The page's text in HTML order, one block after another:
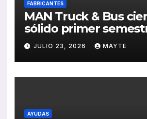
FABRICANTES
MAN Truck & Bus
sólido primer
2026 con crecimiento
ventas, pedidos y
rentabilidad
JULIO 23, 2026 MAYTE
AYUDAS